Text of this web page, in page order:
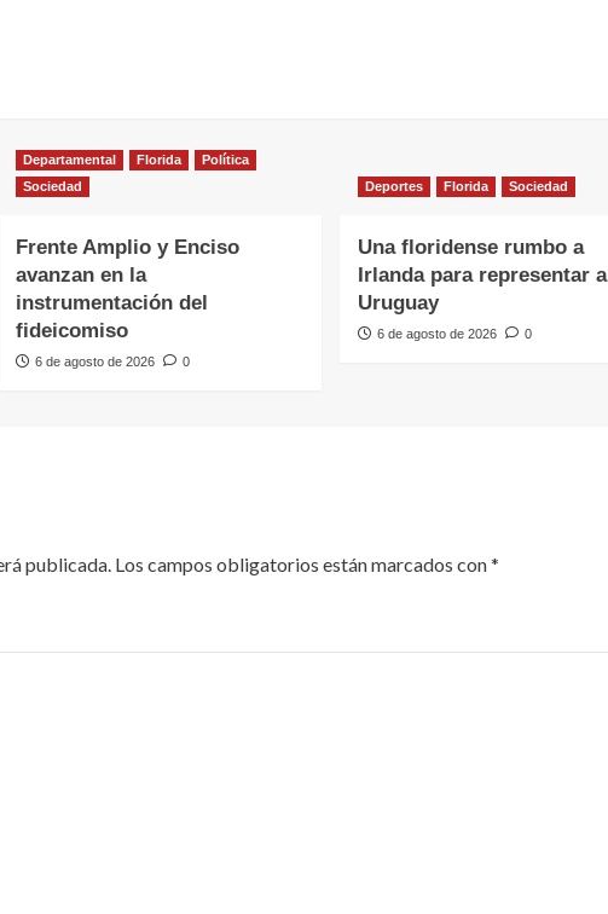
Departamental Florida
Política
Sociedad
Frente Amplio y Enciso
avanzan en la
instrumentación del
fideicomiso
6 de agosto de 2026 0
Deportes Florida Sociedad
Una floridense rumbo a
Irlanda para representar a
Uruguay
6 de agosto de 2026 0
publicada. Los campos obligatorios están marcados con*